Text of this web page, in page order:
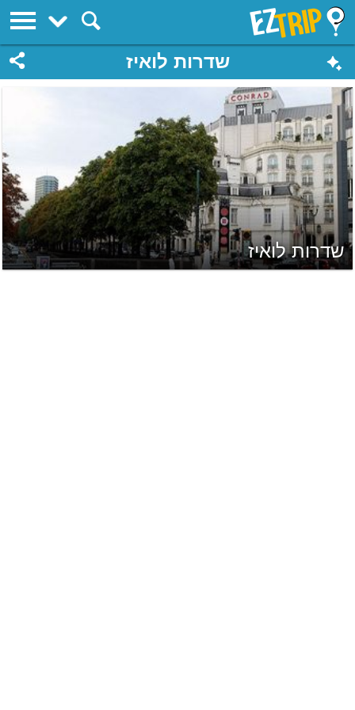
EZTrip
שדרות לואיז
שדרות לואיז